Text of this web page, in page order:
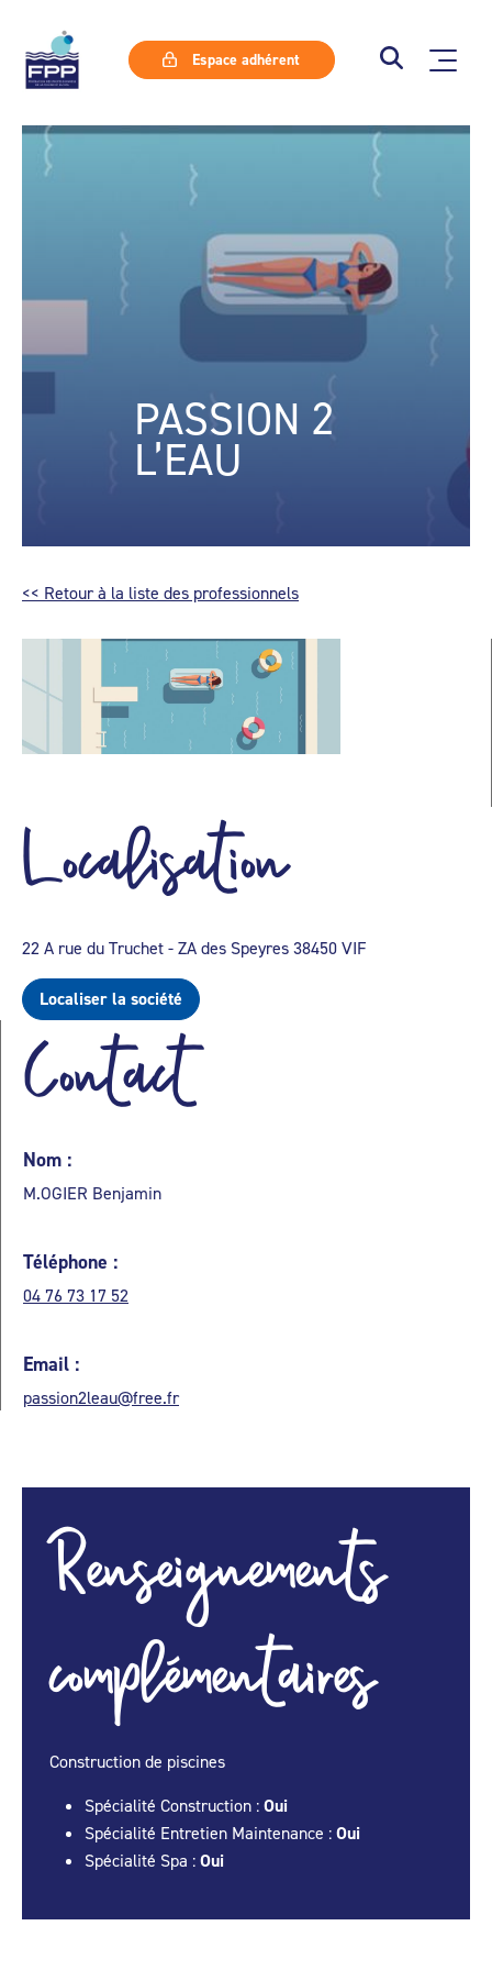
Espace adhérent
PASSION 2
L’EAU
<< Retour à la liste des professionnels
Localisation
22 A rue du Truchet - ZA des Speyres 38450 VIF
Localiser la société
Contact
Nom :
M.OGIER Benjamin
Téléphone :
04 76 73 17 52
Email :
passion2leau@free.fr
Renseignements
complémentaires
Construction de piscines
Spécialité Construction : Oui
Spécialité Entretien Maintenance : Oui
Spécialité Spa : Oui